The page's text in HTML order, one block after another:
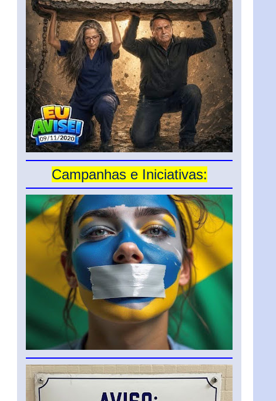
Campanhas e Iniciativas: